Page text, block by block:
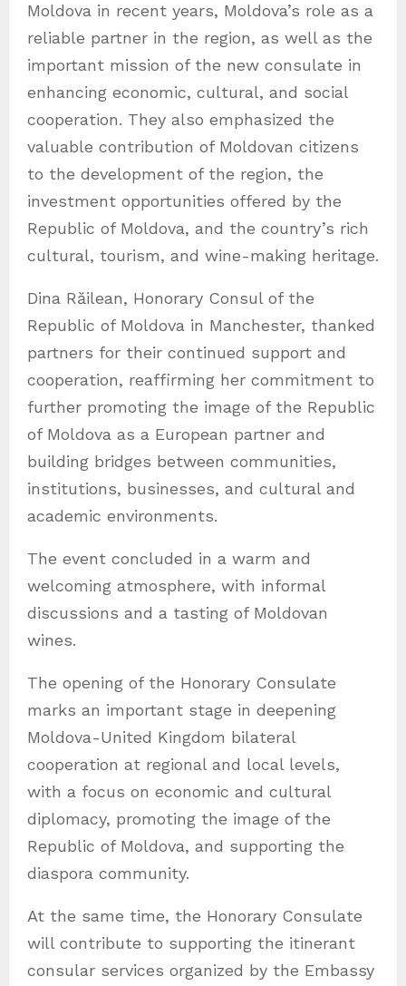
Moldova in recent years, Moldova’s role as a
reliable partner in the region, as well as the
important mission of the new consulate in
enhancing economic, cultural, and social
cooperation. They also emphasized the
valuable contribution of Moldovan citizens
to the development of the region, the
investment opportunities offered by the
Republic of Moldova, and the country’s rich
cultural, tourism, and wine-making heritage.
Dina Răilean, Honorary Consul of the
Republic of Moldova in Manchester, thanked
partners for their continued support and
cooperation, reaffirming her commitment to
further promoting the image of the Republic
of Moldova as a European partner and
building bridges between communities,
institutions, businesses, and cultural and
academic environments.
The event concluded in a warm and
welcoming atmosphere, with informal
discussions and a tasting of Moldovan
wines.
The opening of the Honorary Consulate
marks an important stage in deepening
Moldova-United Kingdom bilateral
cooperation at regional and local levels,
with a focus on economic and cultural
diplomacy, promoting the image of the
Republic of Moldova, and supporting the
diaspora community.
At the same time, the Honorary Consulate
will contribute to supporting the itinerant
consular services organized by the Embassy